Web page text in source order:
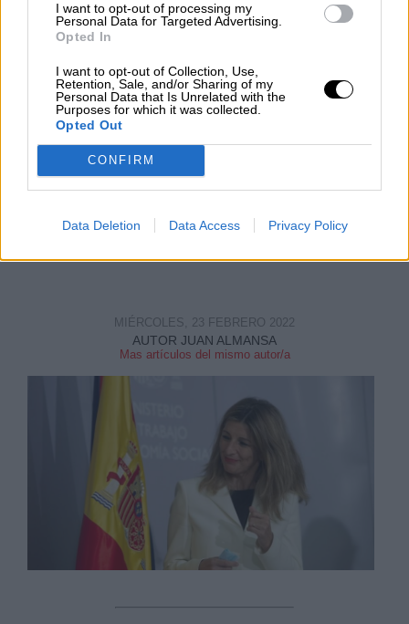
I want to opt-out of processing my
Personal Data for Targeted Advertising.
Opted In
I want to opt-out of Collection, Use,
Retention, Sale, and/or Sharing of my
Personal Data that Is Unrelated with the
Purposes for which it was collected.
Opted Out
CONFIRM
Data Deletion Data Access Privacy Policy
proyecto político que aspira a ser de
“mayorías”
Desde hace varios meses se venía hablando de
una plataforma de izquierdas liderada por Yolanda
torno a este proyecto, sí se llevará a cabo. Tan
solo falta conocer el cómo y si será ella misma la
AUTOR JUAN ALMANSA
Mas artículos del mismo autor/a
MIÉRCOLES, 23 FEBRERO 2022